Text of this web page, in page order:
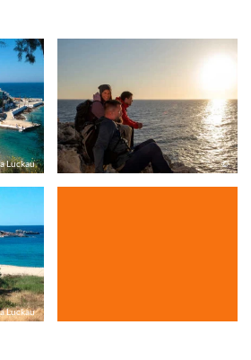
Luckau ©
Luckau